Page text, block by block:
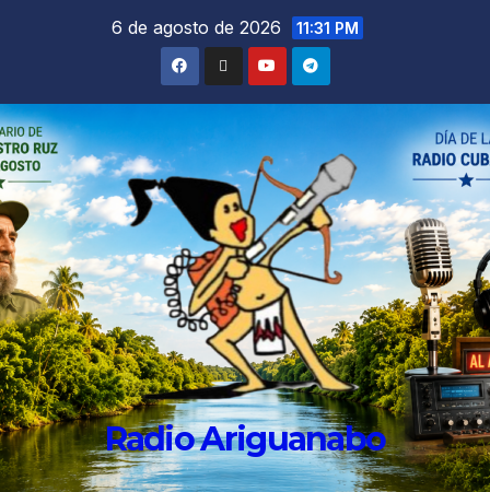
6 de agosto de 2026 11:31 PM
Radio Ariguanabo